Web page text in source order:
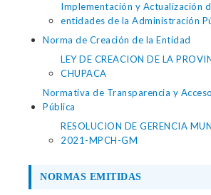
Implementación y Actualización
entidades de la Administración
Norma de Creación de la Entidad
LEY DE CREACION DE LA
CHUPACA
Normativa de Transparencia y
Pública
RESOLUCION DE GERENCIA
2021-MPCH-GM
NORMAS EMITIDAS